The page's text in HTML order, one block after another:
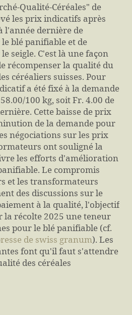
Qualité-Céréales" de
les prix indicatifs après
l'année dernière de
blé panifiable et de
seigle. C'est là une façon
récompenser la qualité du
céréaliers suisses. Pour
a été fixé à la demande
100 kg, soit Fr. 4.00 de
Cette baisse de prix
de la demande pour
négociations sur les prix
ont souligné la
les efforts d'amélioration
Le compromis
et les transformateurs
des discussions sur le
à la qualité, l'objectif
récolte 2025 une teneur
pour le blé panifiable (cf.
de swiss granum). Les
font qu'il faut s'attendre
des céréales